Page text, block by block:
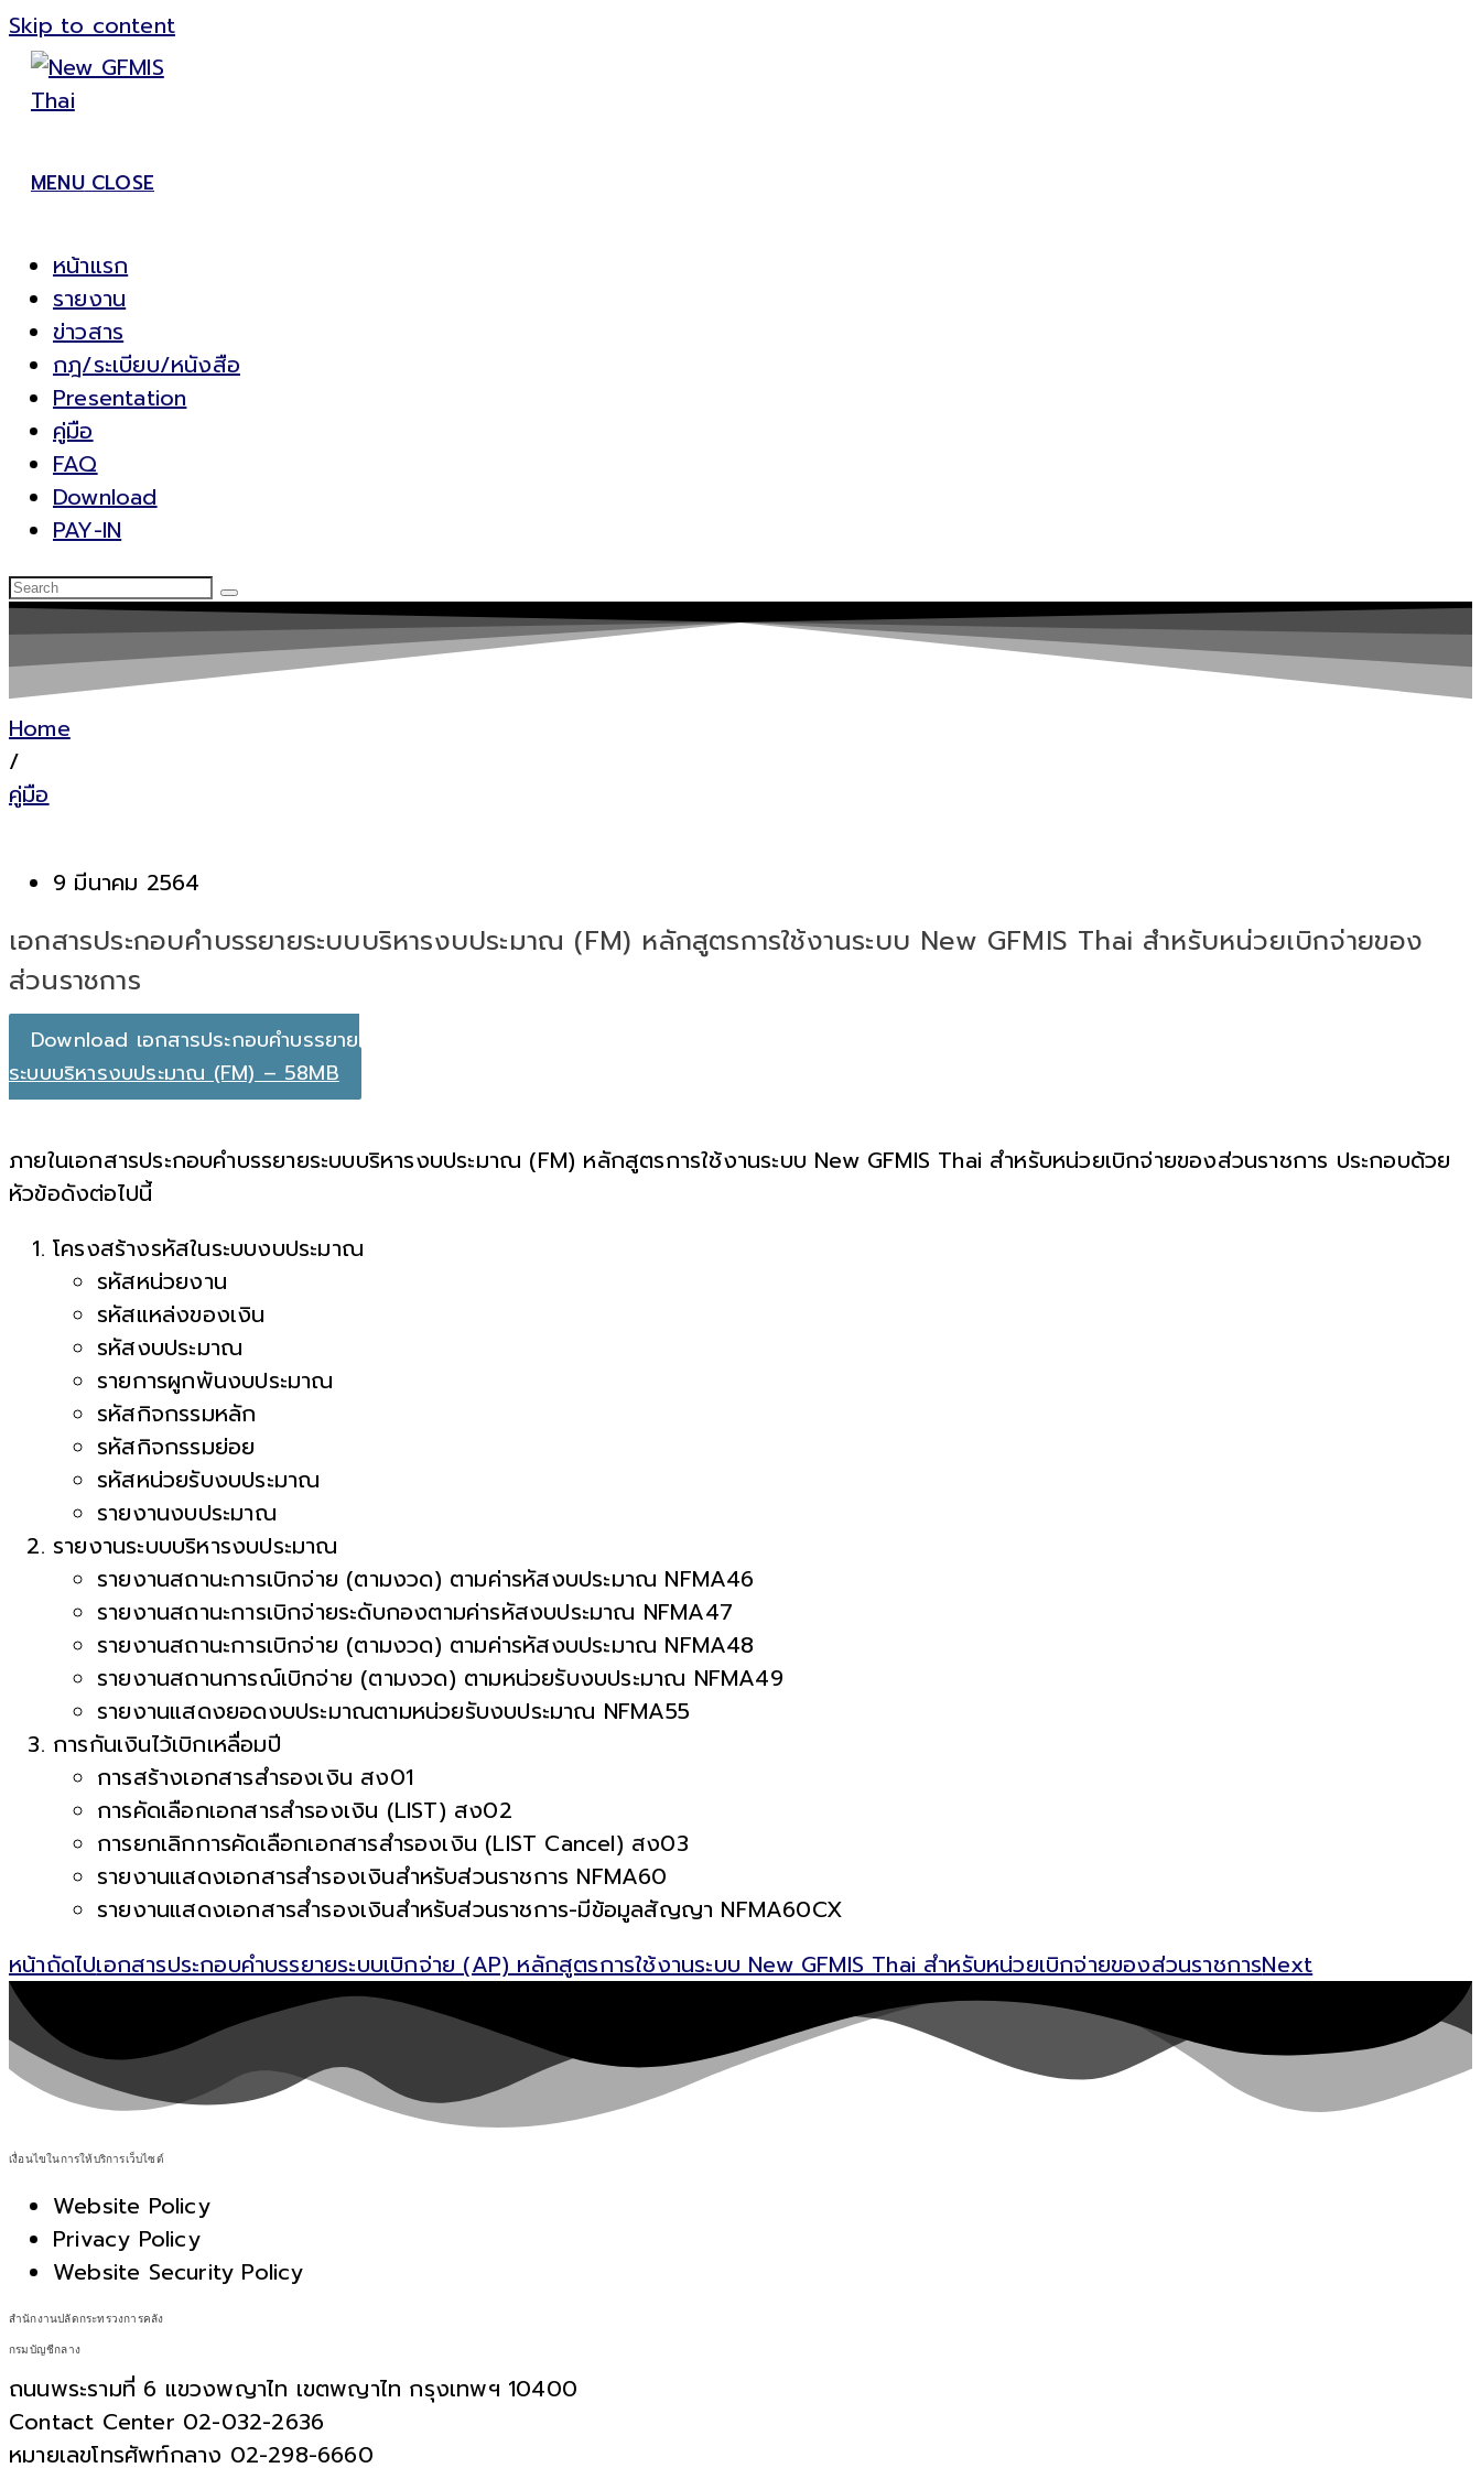
Skip to content
MENU CLOSE
หน้าแรก
รายงาน
ข่าวสาร
กฎ/ระเบียบ/หนังสือ
Presentation
คู่มือ
FAQ
Download
PAY-IN
Home
/
คู่มือ
9 มีนาคม 2564
เอกสารประกอบคำบรรยายระบบบริหารงบประมาณ (FM) หลักสูตรการใช้งานระบบ New GFMIS Thai สำหรับหน่วยเบิกจ่ายของ
ส่วนราชการ
Download เอกสารประกอบคำบรรยาย
ระบบบริหารงบประมาณ (FM) – 58MB
ภายในเอกสารประกอบคำบรรยายระบบบริหารงบประมาณ (FM) หลักสูตรการใช้งานระบบ New GFMIS Thai สำหรับหน่วยเบิกจ่ายของส่วนราชการ ประกอบด้วย
หัวข้อดังต่อไปนี้
โครงสร้างรหัสในระบบงบประมาณ
รหัสหน่วยงาน
รหัสแหล่งของเงิน
รหัสงบประมาณ
รายการผูกพันงบประมาณ
รหัสกิจกรรมหลัก
รหัสกิจกรรมย่อย
รหัสหน่วยรับงบประมาณ
รายงานงบประมาณ
รายงานระบบบริหารงบประมาณ
รายงานสถานะการเบิกจ่าย (ตามงวด) ตามค่ารหัสงบประมาณ NFMA46
รายงานสถานะการเบิกจ่ายระดับกองตามค่ารหัสงบประมาณ NFMA47
รายงานสถานะการเบิกจ่าย (ตามงวด) ตามค่ารหัสงบประมาณ NFMA48
รายงานสถานการณ์เบิกจ่าย (ตามงวด) ตามหน่วยรับงบประมาณ NFMA49
รายงานแสดงยอดงบประมาณตามหน่วยรับงบประมาณ NFMA55
การกันเงินไว้เบิกเหลื่อมปี
การสร้างเอกสารสำรองเงิน สง01
การคัดเลือกเอกสารสำรองเงิน (LIST) สง02
การยกเลิกการคัดเลือกเอกสารสำรองเงิน (LIST Cancel) สง03
รายงานแสดงเอกสารสำรองเงินสำหรับส่วนราชการ NFMA60
รายงานแสดงเอกสารสำรองเงินสำหรับส่วนราชการ-มีข้อมูลสัญญา NFMA60CX
หน้าถัดไปเอกสารประกอบคำบรรยายระบบเบิกจ่าย (AP) หลักสูตรการใช้งานระบบ New GFMIS Thai สำหรับหน่วยเบิกจ่ายของส่วนราชการNext
เงื่อนไขในการให้บริการเว็บไซต์
Website Policy
Privacy Policy
Website Security Policy
สำนักงานปลัดกระทรวงการคลัง
กรมบัญชีกลาง
ถนนพระรามที่ 6 แขวงพญาไท เขตพญาไท กรุงเทพฯ 10400
Contact Center 02-032-2636
หมายเลขโทรศัพท์กลาง 02-298-6660